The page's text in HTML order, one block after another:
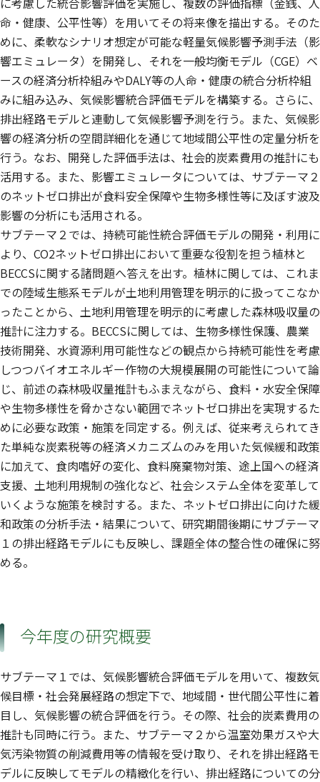
命・健康、公平性等）を用いてその将来像を描出する。そのた
めに、柔軟なシナリオ想定が可能な軽量気候影響予測手法（影
響エミュレータ）を開発し、それを一般均衡モデル（CGE）ベ
ースの経済分析枠組みやDALY等の人命・健康の統合分析枠組
みに組み込み、気候影響統合評価モデルを構築する。さらに、
排出経路モデルと連動して気候影響予測を行う。また、気候影
響の経済分析の空間詳細化を通じて地域間公平性の定量分析を
行う。なお、開発した評価手法は、社会的炭素費用の推計にも
活用する。また、影響エミュレータについては、サブテーマ２
のネットゼロ排出が食料安全保障や生物多様性等に及ぼす波及
影響の分析にも活用される。
サブテーマ２では、持続可能性統合評価モデルの開発・利用に
より、CO2ネットゼロ排出において重要な役割を担う植林と
BECCSに関する諸問題へ答えを出す。植林に関しては、これま
での陸域生態系モデルが土地利用管理を明示的に扱ってこなか
ったことから、土地利用管理を明示的に考慮した森林吸収量の
推計に注力する。BECCSに関しては、生物多様性保護、農業
技術開発、水資源利用可能性などの観点から持続可能性を考慮
しつつバイオエネルギー作物の大規模展開の可能性について論
じ、前述の森林吸収量推計もふまえながら、食料・水安全保障
や生物多様性を脅かさない範囲でネットゼロ排出を実現するた
めに必要な政策・施策を同定する。例えば、従来考えられてき
た単純な炭素税等の経済メカニズムのみを用いた気候緩和政策
に加えて、食肉嗜好の変化、食料廃棄物対策、途上国への経済
支援、土地利用規制の強化など、社会システム全体を変革して
いくような施策を検討する。また、ネットゼロ排出に向けた緩
和政策の分析手法・結果について、研究期間後期にサブテーマ
１の排出経路モデルにも反映し、課題全体の整合性の確保に努
める。
今年度の研究概要
サブテーマ１では、気候影響統合評価モデルを用いて、複数気
候目標・社会発展経路の想定下で、地域間・世代間公平性に着
目し、気候影響の統合評価を行う。その際、社会的炭素費用の
推計も同時に行う。また、サブテーマ２から温室効果ガスや大
気汚染物質の削減費用等の情報を受け取り、それを排出経路モ
デルに反映してモデルの精緻化を行い、排出経路についての分